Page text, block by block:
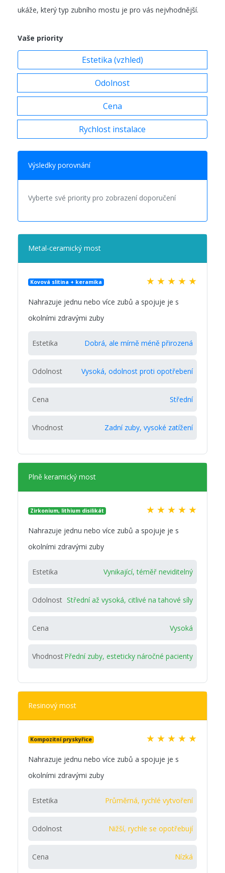
ukáže, který typ zubního mostu je pro vás nejvhodnější.
Vaše priority
Estetika (vzhled)
Odolnost
Cena
Rychlost instalace
Výsledky porovnání
Vyberte své priority pro zobrazení doporučení
Metal-ceramický most
Kovová slitina + keramika ★ ★ ★ ★ ★
Nahrazuje jednu nebo více zubů a spojuje je s
okolními zdravými zuby
Estetika Dobrá, ale mírně méně přirozená
Odolnost Vysoká, odolnost proti opotřebení
Cena Střední
Vhodnost Zadní zuby, vysoké zatížení
Plně keramický most
Zirkonium, lithium disilikát ★ ★ ★ ★ ★
Nahrazuje jednu nebo více zubů a spojuje je s
okolními zdravými zuby
Estetika Vynikající, téměř neviditelný
Odolnost Střední až vysoká, citlivé na tahové síly
Cena Vysoká
VhodnostPřední zuby, esteticky náročné pacienty
Resinový most
Kompozitní pryskyřice ★ ★ ★ ★ ★
Nahrazuje jednu nebo více zubů a spojuje je s
okolními zdravými zuby
Estetika Průměrná, rychlé vytvoření
Odolnost Nižší, rychle se opotřebují
Cena Nízká